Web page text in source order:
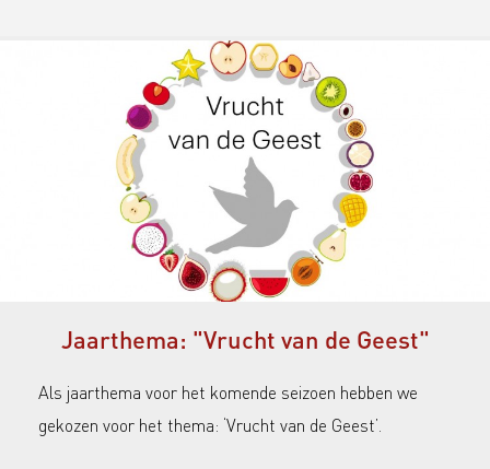
Jaarthema: "Vrucht van de Geest"
Als jaarthema voor het komende seizoen hebben we
gekozen voor het thema: ‘Vrucht van de Geest’.